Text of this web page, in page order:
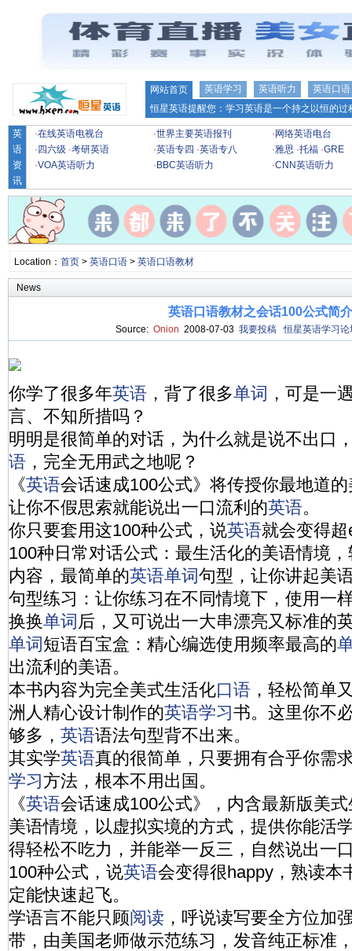
网站首页 英语学习 英语听力
英语口语
恒星英语提醒您：学习英语是一个持之以恒的
英
语
资
讯
·在线英语电视台 ·世界主要英语报刊 · 网络英语电台
· 四六级 ·考研英语 ·英语专四 ·英语专八 ·雅思 ·托福 ·GRE
·VOA英语听力 · BBC英语听力 ·CNN英语听力
Location： 首页> 英语口语> 英语口语教材
News
英语口语教材之会话100公式简介
Source: Onion 2008-07-03 我要投稿 恒星英语学习论
你学了很多年英语 ，背了很多单词 ，可是一
言、不知所措吗？
明明是很简单的对话，为什么就是说不出口
语 ，完全无用武之地呢？
《英语会话速成100公式》将传授你最地道
让你不假思索就能说出一口流利的英语。
你只要套用这100种公式，说英语就会变得
100种日常对话公式：最生活化的美语情境
内容，最简单的英语单词句型，让你讲起美
句型练习：让你练习在不同情境下，使用一
换换单词 后，又可说出一大串漂亮又标准的
单词短语百宝盒：精心编选使用频率最高的
出流利的美语。
本书内容为完全美式生活化口语 ，轻松简单
洲人精心设计制作的英语学习书。这里你不
够多， 英语语法句型背不出来。
其实学英语真的很简单，只要拥有合乎你需
学习方法，根本不用出国。
《英语会话速成100公式》，内含最新版美
美语情境，以虚拟实境的方式，提供你能活
得轻松不吃力，并能举一反三，自然说出一
100种公式，说英语会变得很happy，熟读本
定能快速起飞。
学语言不能只顾阅读 ，呼说读写要全方位加
带，由美国老师做示范练习，发音纯正标准